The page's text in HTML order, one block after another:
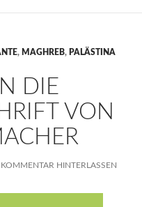
, MAGHREB, PALÄSTINA
DIE
VON
KOMMENTAR HINTERLASSEN